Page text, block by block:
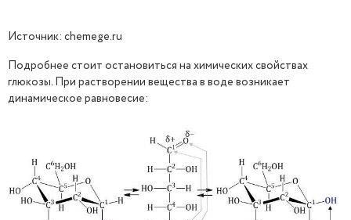
Источник: chemege.ru
Подробнее стоит остановиться на химических свойствах
глюкозы. При растворении вещества в воде возникает
динамическое равновесие: